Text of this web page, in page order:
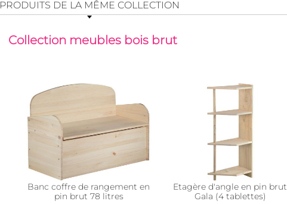
PRODUITS DE LA MÊME COLLECTION
Collection meubles bois brut
Banc coffre de rangement en
pin brut 78 litres
Etagère d'angle en pin brut
Gala (4 tablettes)